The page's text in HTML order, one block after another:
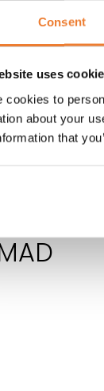
Consent
uses
cookies to
about your
that